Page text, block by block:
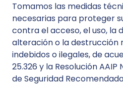
Tomamos las medidas
necesarias para proteger
contra el acceso, el uso, la
alteración o la destrucción
indebidos o ilegales, de
25.326 y la Resolución AAIP
de Seguridad